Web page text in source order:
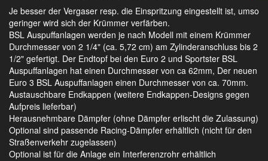
Je besser der Vergaser resp. die Einspritzung eingestellt ist, umso
geringer wird sich der Krümmer verfärben.
BSL Auspuffanlagen werden je nach Modell mit einem Krümmer
Durchmesser von 2 1/4" (ca. 5,72 cm) am Zylinderanschluss bis 2
1/2" gefertigt. Der Endtopf bei den Euro 2 und Sportster BSL
Auspuffanlagen hat einen Durchmesser von ca 62mm, Der neuen
Euro 3 BSL Auspuffanlagen einen Durchmesser von ca. 70mm.
Austauschbare Endkappen (weitere Endkappen-Designs gegen
Aufpreis lieferbar)
Herausnehmbare Dämpfer (ohne Dämpfer erlischt die Zulassung)
Optional sind passende Racing-Dämpfer erhältlich (nicht für den
Straßenverkehr zugelassen)
Optional ist für die Anlage ein Interferenzrohr erhältlich